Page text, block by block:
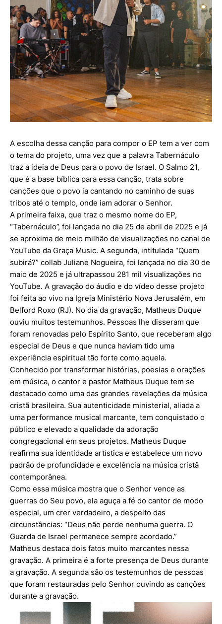
A escolha dessa canção para compor o EP tem a ver com
o tema do projeto, uma vez que a palavra Tabernáculo
traz a ideia de Deus para o povo de Israel. O Salmo 21,
que é a base bíblica para essa canção, trata sobre
canções que o povo ia cantando no caminho de suas
tribos até o templo, onde iam adorar o Senhor.
A primeira faixa, que traz o mesmo nome do EP,
“Tabernáculo”, foi lançada no dia 25 de abril de 2025 e já
se aproxima de meio milhão de visualizações no canal de
YouTube da Graça Music. A segunda, intitulada “Quem
subirá?” collab Juliane Nogueira, foi lançada no dia 30 de
maio de 2025 e já ultrapassou 281 mil visualizações no
YouTube. A gravação do áudio e do vídeo desse projeto
foi feita ao vivo na Igreja Ministério Nova Jerusalém, em
Belford Roxo (RJ). No dia da gravação, Matheus Duque
ouviu muitos testemunhos. Pessoas lhe disseram que
foram renovadas pelo Espírito Santo, que receberam algo
especial de Deus e que nunca haviam tido uma
experiência espiritual tão forte como aquela.
Conhecido por transformar histórias, poesias e orações
em música, o cantor e pastor Matheus Duque tem se
destacado como uma das grandes revelações da música
cristã brasileira. Sua autenticidade ministerial, aliada a
uma performance musical marcante, tem conquistado o
público e elevado a qualidade da adoração
congregacional em seus projetos. Matheus Duque
reafirma sua identidade artística e estabelece um novo
padrão de profundidade e excelência na música cristã
contemporânea.
Como essa música mostra que o Senhor vence as
guerras do Seu povo, ela aguça a fé do cantor de modo
especial, um crer verdadeiro, a despeito das
circunstâncias: “Deus não perde nenhuma guerra. O
Guarda de Israel permanece sempre acordado.”
Matheus destaca dois fatos muito marcantes nessa
gravação. A primeira é a forte presença de Deus durante
a gravação. A segunda são os testemunhos de pessoas
que foram restauradas pelo Senhor ouvindo as canções
durante a gravação.